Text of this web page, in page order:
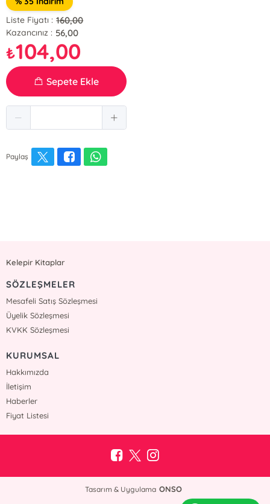
Liste Fiyatı : 160,00
Kazancınız : 56,00
₺104,00
Sepete Ekle
Paylaş
Kelepir Kitaplar
SÖZLEŞMELER
Mesafeli Satış Sözleşmesi
Üyelik Sözleşmesi
KVKK Sözleşmesi
KURUMSAL
Hakkımızda
İletişim
Haberler
Fiyat Listesi
Tasarım & Uygulama ONSO